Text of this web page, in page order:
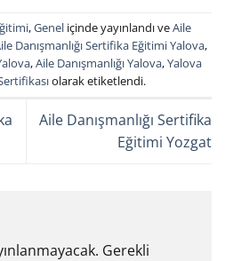
,Genel içinde yayınlandı veAile
Danışmanlığı Sertifika Eğitimi Yalova,
,Aile Danışmanlığı Yalova,Yalova
olarak etiketlendi.
Aile Danışmanlığı Sertifika
Eğitimi Yozgat
Gerekli